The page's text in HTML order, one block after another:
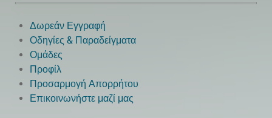
Δωρεάν Εγγραφή
Οδηγίες & Παραδείγματα
Ομάδες
Προφίλ
Προσαρμογή Απορρήτου
Επικοινωνήστε μαζί μας